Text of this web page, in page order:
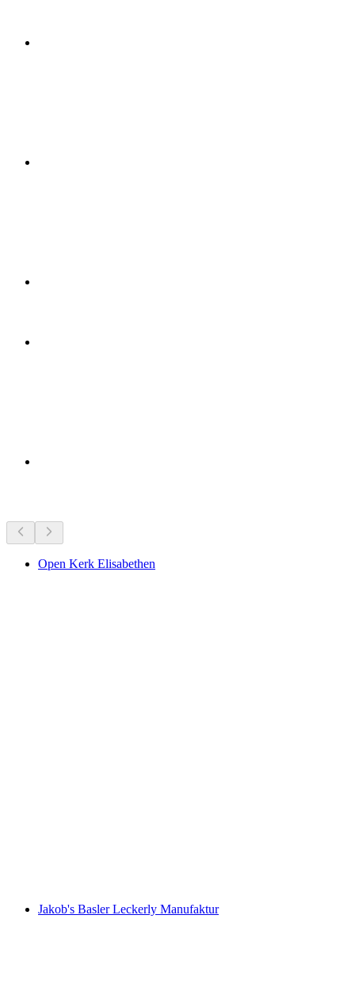
Open Kerk Elisabethen
Jakob's Basler Leckerly Manufaktur